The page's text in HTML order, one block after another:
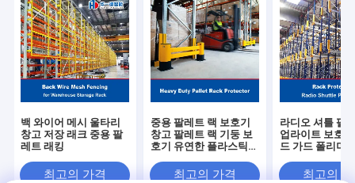
백 와이어 메시 울타리
창고 저장 래크 중용 팔
레트 래킹
최고의 가격
중용 팔레트 랙 보호기
창고 팔레트 랙 기둥 보
호기 유연한 플라스틱
최고의 가격
라디오 셔틀 팔
업라이트 보호
드 가드 폴리머
최고의